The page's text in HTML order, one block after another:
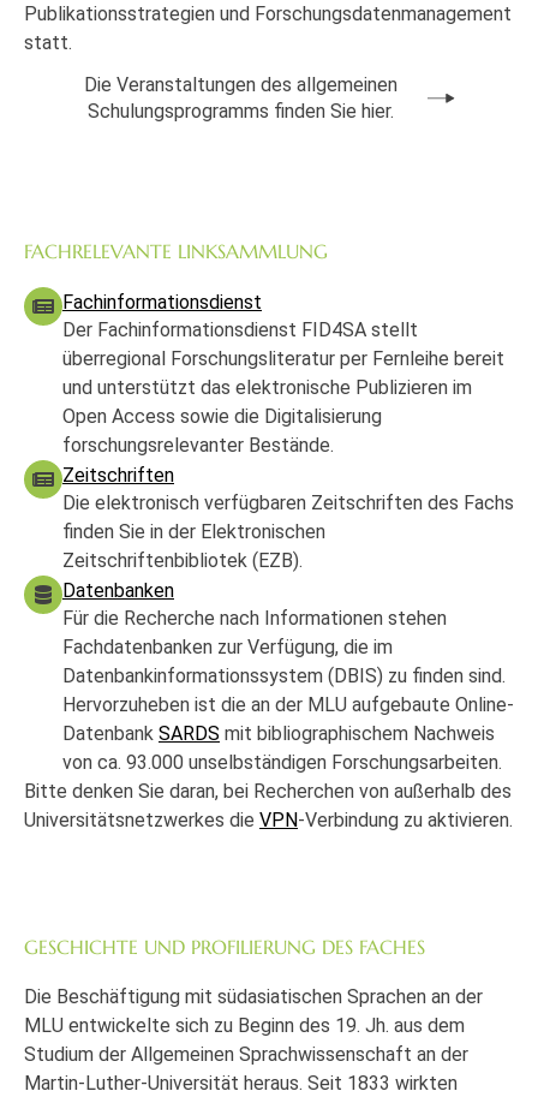
Publikationsstrategien und Forschungsdatenmanagement
statt.
Die Veranstaltungen des allgemeinen
Schulungsprogramms finden Sie hier.
FACHRELEVANTE LINKSAMMLUNG
Fachinformationsdienst
Der Fachinformationsdienst FID4SA stellt
überregional Forschungsliteratur per Fernleihe bereit
und unterstützt das elektronische Publizieren im
Open Access sowie die Digitalisierung
forschungsrelevanter Bestände.
Zeitschriften
Die elektronisch verfügbaren Zeitschriften des Fachs
finden Sie in der Elektronischen
Zeitschriftenbibliotek (EZB).
Datenbanken
Für die Recherche nach Informationen stehen
Fachdatenbanken zur Verfügung, die im
Datenbankinformationssystem (DBIS) zu finden sind.
Hervorzuheben ist die an der MLU aufgebaute Online-
Datenbank SARDS mit bibliographischem Nachweis
von ca. 93.000 unselbständigen Forschungsarbeiten.
Bitte denken Sie daran, bei Recherchen von außerhalb des
Universitätsnetzwerkes die VPN-Verbindung zu aktivieren.
GESCHICHTE UND PROFILIERUNG DES FACHES
Die Beschäftigung mit südasiatischen Sprachen an der
MLU entwickelte sich zu Beginn des 19. Jh. aus dem
Studium der Allgemeinen Sprachwissenschaft an der
Martin-Luther-Universität heraus. Seit 1833 wirkten